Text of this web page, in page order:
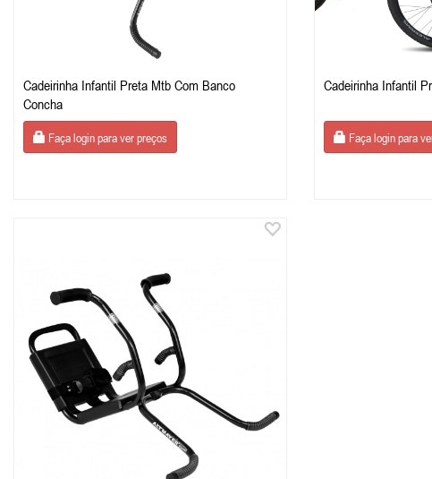
Cadeirinha Infantil Preta Mtb Com Banco
Concha
Faça login para ver preços
Cadeirinha Infantil
Faça login para